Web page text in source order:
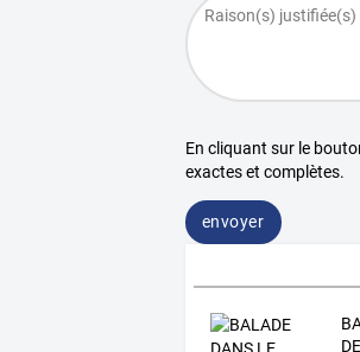
En cliquant sur le
exactes et complètes.
envoyer